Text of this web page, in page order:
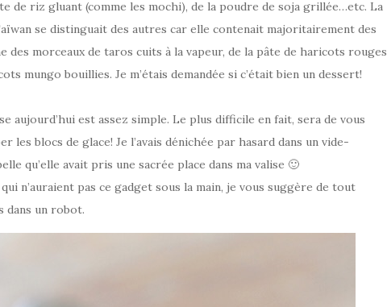
de riz gluant (comme les mochi), de la poudre de soja grillée…etc. La
se distinguait des autres car elle contenait majoritairement des
des morceaux de taros cuits à la vapeur, de la pâte de haricots rouges
mungo bouillies. Je m’étais demandée si c’était bien un dessert!
aujourd’hui est assez simple. Le plus difficile en fait, sera de vous
les blocs de glace! Je l’avais dénichée par hasard dans un vide-
qu’elle avait pris une sacrée place dans ma valise 🙂
n’auraient pas ce gadget sous la main, je vous suggère de tout
dans un robot.